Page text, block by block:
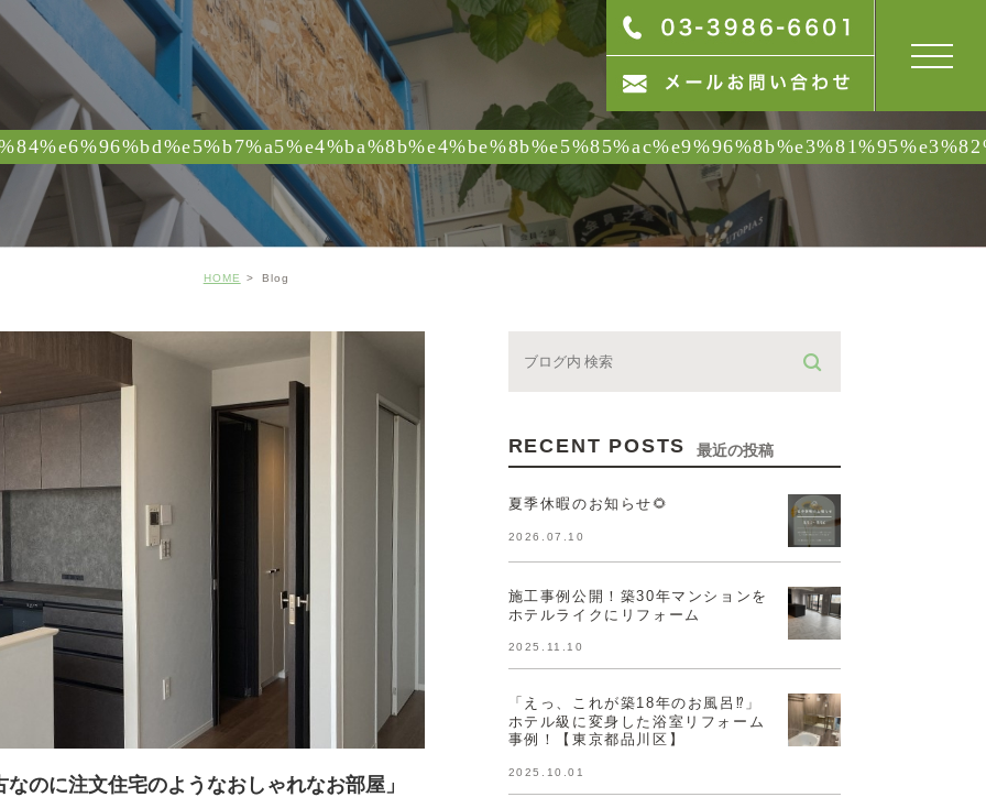
HOME Blog
のに注文住宅のようなおしゃれなお部屋」
RECENT POSTS 最近の投稿
夏季休暇のお知らせ🌻
2026.07.10
施工事例公開！築30年マンションを
ホテルライクにリフォーム
2025.11.10
「えっ、これが築18年のお風呂⁉」
ホテル級に変身した浴室リフォーム
事例！【東京都品川区】
2025.10.01